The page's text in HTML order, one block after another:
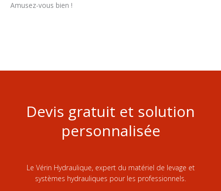
Amusez-vous bien !
Devis gratuit et solution
personnalisée
Le Vérin Hydraulique, expert du matériel de levage et
systèmes hydrauliques pour les professionnels.